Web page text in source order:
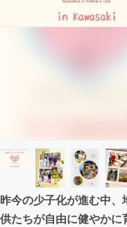
映像・映画
CAMPFIREふる
昨今の少子化が進む中、
供たちが自由に健やかに